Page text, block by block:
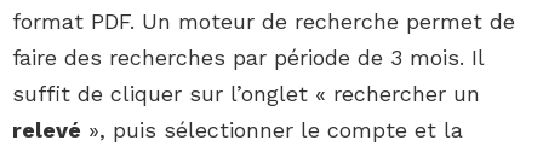
format PDF. Un moteur de recherche permet de
faire des recherches par période de 3 mois. Il
suffit de cliquer sur l’onglet « rechercher un
relevé », puis sélectionner le compte et la